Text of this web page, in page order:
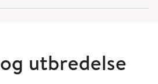
utbredelse